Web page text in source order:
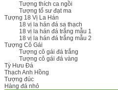
Tượng thích ca ngồi
Tượng tổ sư đạt ma
Tượng 18 Vị La Hán
18 vị la hán đá sa thạch
18 vị la hán đá trắng mẫu 1
18 vị la hán đá trắng mẫu 2
Tượng Cô Gái
Tượng cô gái đá trắng
Tượng cô gái đá vàng
Tỳ Hưu Đá
Thạch Anh Hồng
Tượng đúc
Hàng đá nhỏ